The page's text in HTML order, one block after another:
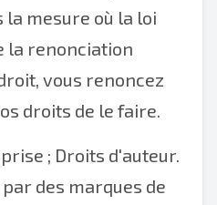
la mesure où la loi
la renonciation
vous renoncez
droits de le faire.
; Droits d'auteur.
des marques de